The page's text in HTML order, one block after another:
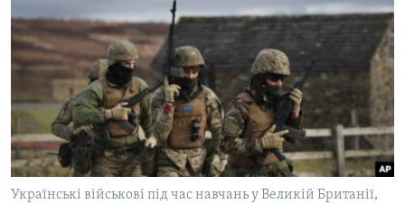
Українські військові під час навчань у Великій Британії,